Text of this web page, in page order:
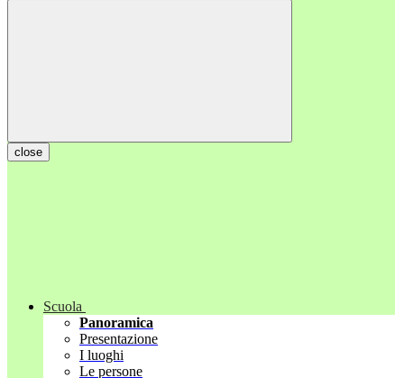
close
Scuola
Panoramica
Presentazione
I luoghi
Le persone